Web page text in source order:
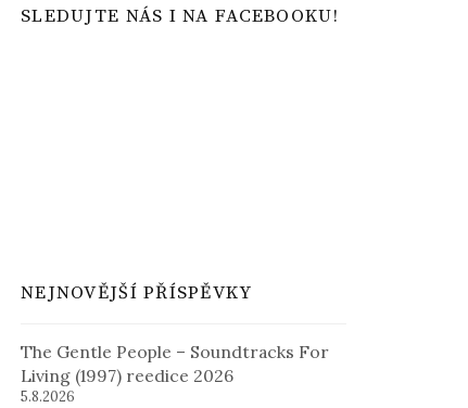
SLEDUJTE NÁS I NA FACEBOOKU!
NEJNOVĚJŠÍ PŘÍSPĚVKY
The Gentle People – Soundtracks For
Living (1997) reedice 2026
5.8.2026